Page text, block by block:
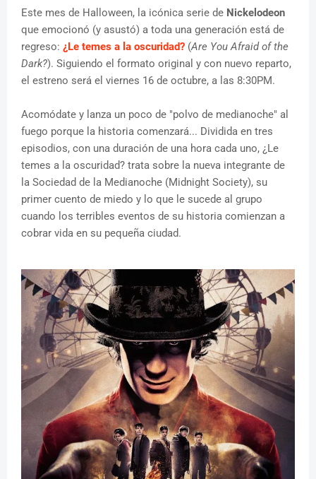
Este mes de Halloween, la icónica serie de Nickelodeon
que emocionó (y asustó) a toda una generación está de
regreso: ¿Le temes a la oscuridad? (Are You Afraid of the
Dark?). Siguiendo el formato original y con nuevo reparto,
el estreno será el viernes 16 de octubre, a las 8:30PM.
Acomódate y lanza un poco de "polvo de medianoche" al
fuego porque la historia comenzará... Dividida en tres
episodios, con una duración de una hora cada uno, ¿Le
temes a la oscuridad? trata sobre la nueva integrante de
la Sociedad de la Medianoche (Midnight Society), su
primer cuento de miedo y lo que le sucede al grupo
cuando los terribles eventos de su historia comienzan a
cobrar vida en su pequeña ciudad.